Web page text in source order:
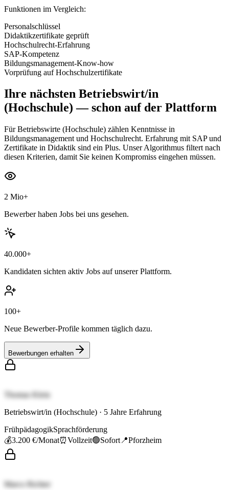
Funktionen im Vergleich:
Personalschlüssel
Didaktikzertifikate geprüft
Hochschulrecht-Erfahrung
SAP-Kompetenz
Bildungsmanagement-Know-how
Vorprüfung auf Hochschulzertifikate
Ihre nächsten Betriebswirt/in
(Hochschule) — schon auf der Plattform
Für Betriebswirte (Hochschule) zählen Kenntnisse in
Bildungsmanagement und Hochschulrecht. Erfahrung mit SAP und
Zertifikate in Didaktik sind ein Plus. Unser Algorithmus filtert nach
diesen Kriterien, damit Sie keinen Kompromiss eingehen müssen.
2 Mio+
Bewerber haben Jobs bei uns gesehen.
40.000+
Kandidaten sichten aktiv Jobs auf unserer Plattform.
100+
Neue Bewerber-Profile kommen täglich dazu.
Bewerbungen erhalten
Thomas Klein
Betriebswirt/in (Hochschule) · 5 Jahre Erfahrung
FrühpädagogikSprachförderung
💰3.200 €/Monat⏰Vollzeit🟢Sofort 📍Pforzheim
Marco Richter